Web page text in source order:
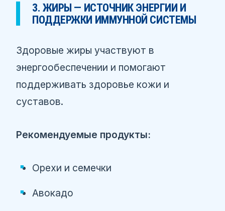
3. ЖИРЫ — ИСТОЧНИК ЭНЕРГИИ И
ПОДДЕРЖКИ ИММУННОЙ СИСТЕМЫ
Здоровые жиры участвуют в
энергообеспечении и помогают
поддерживать здоровье кожи и
суставов.
Рекомендуемые продукты:
Орехи и семечки
Авокадо